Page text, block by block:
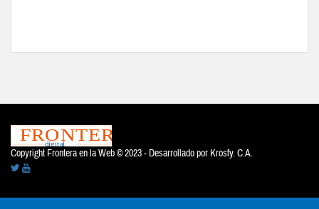
Copyright Frontera en la Web © 2023 - Desarrollado por Krosfy. C.A.